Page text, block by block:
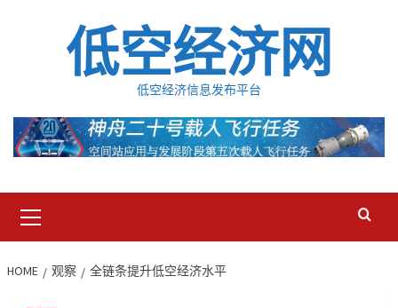
低空经济网
低空经济信息发布平台
Menu
HOME 观察 全链条提升低空经济水平